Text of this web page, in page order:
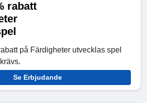
rabatt
på Färdigheter utvecklas spel
Se Erbjudande